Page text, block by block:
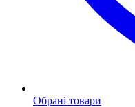
Обрані товари